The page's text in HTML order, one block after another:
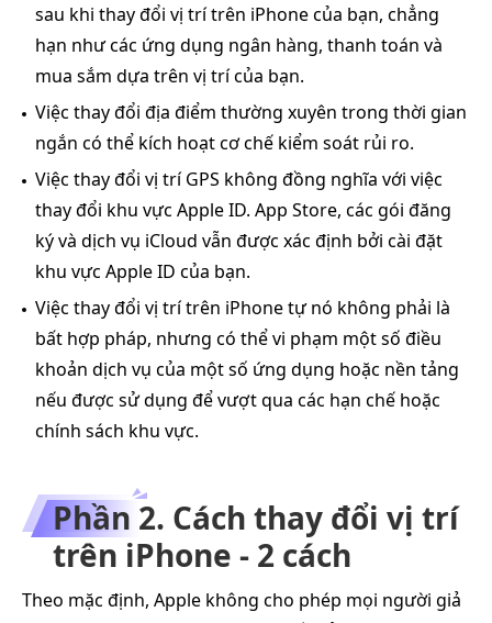
sau khi thay đổi vị trí trên iPhone của bạn, chẳng
hạn như các ứng dụng ngân hàng, thanh toán và
mua sắm dựa trên vị trí của bạn.
Việc thay đổi địa điểm thường xuyên trong thời gian
ngắn có thể kích hoạt cơ chế kiểm soát rủi ro.
Việc thay đổi vị trí GPS không đồng nghĩa với việc
thay đổi khu vực Apple ID. App Store, các gói đăng
ký và dịch vụ iCloud vẫn được xác định bởi cài đặt
khu vực Apple ID của bạn.
Việc thay đổi vị trí trên iPhone tự nó không phải là
bất hợp pháp, nhưng có thể vi phạm một số điều
khoản dịch vụ của một số ứng dụng hoặc nền tảng
nếu được sử dụng để vượt qua các hạn chế hoặc
chính sách khu vực.
Phần 2. Cách thay đổi vị trí
trên iPhone - 2 cách
Theo mặc định, Apple không cho phép mọi người giả